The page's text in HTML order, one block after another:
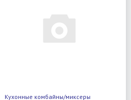
Кухонные комбайны/миксеры